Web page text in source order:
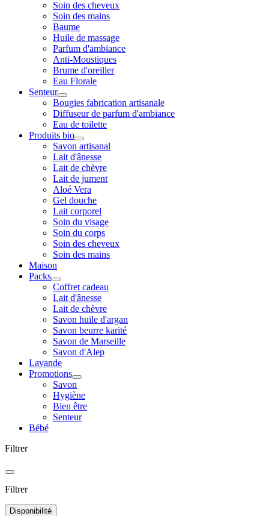
Soin des cheveux
Soin des mains
Baume
Huile de massage
Parfum d'ambiance
Anti-Moustiques
Brume d'oreiller
Eau Florale
Senteur
Bougies fabrication artisanale
Diffuseur de parfum d'ambiance
Eau de toilette
Produits bio
Savon artisanal
Lait d'ânesse
Lait de chèvre
Lait de jument
Aloé Vera
Gel douche
Lait corporel
Soin du visage
Soin du corps
Soin des cheveux
Soin des mains
Maison
Packs
Coffret cadeau
Lait d'ânesse
Lait de chèvre
Savon huile d'argan
Savon beurre karité
Savon de Marseille
Savon d'Alep
Lavande
Promotions
Savon
Hygiène
Bien être
Senteur
Bébé
Filtrer
Filtrer
Disponibilité